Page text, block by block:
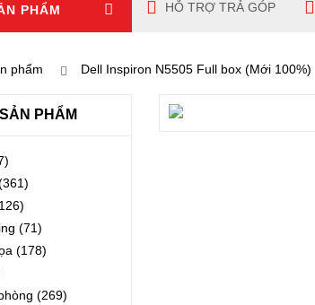
PHẨM HỖ TRỢ TRẢ GÓP
phẩm Dell Inspiron N5505 Full box (Mới 100%)
PHẨM
(71)
(178)
(269)